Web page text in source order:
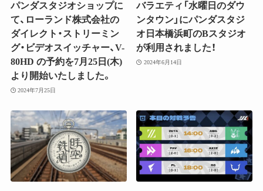
パンダスタジオショップに
て、ローランド株式会社の
ダイレクト・ストリーミン
グ・ビデオスイッチャー、V-
80HD の予約を7月25日(木)
より開始いたしました。
2024年7月25日
バラエティ「水曜日のダウ
ンタウン」にパンダスタジ
オ日本橋浜町のBスタジオ
が利用されました！
2024年6月14日